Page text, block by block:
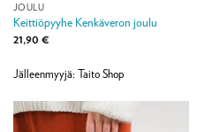
JOULU
Keittiöpyyhe Kenkäveron joulu
21,90 €
Jälleenmyyjä: Taito Shop